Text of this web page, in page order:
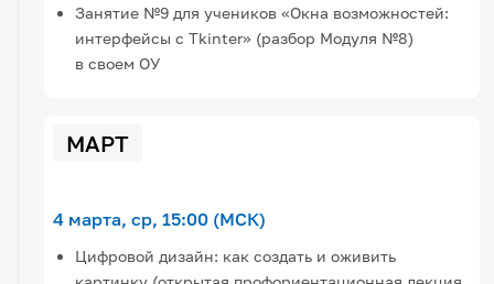
Занятие №9 для учеников «Окна возможностей:
интерфейсы с Tkinter» (разбор Модуля №8)
в своем ОУ
МАРТ
4 марта, ср, 15:00 (МСК)
Цифровой дизайн: как создать и оживить